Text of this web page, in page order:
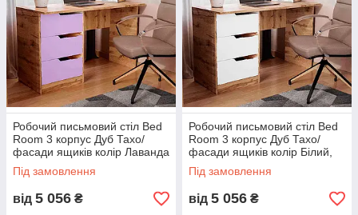
Робочий письмовий стіл Bed
Room 3 корпус Дуб Тахо/
фасади ящиків колір Лаванда
Під замовлення
від 5 056 ₴
Робочий письмовий стіл Bed
Room 3 корпус Дуб Тахо/
фасади ящиків колір Білий,
вибір кольору корпусу та
фасадів
Під замовлення
від 5 056 ₴